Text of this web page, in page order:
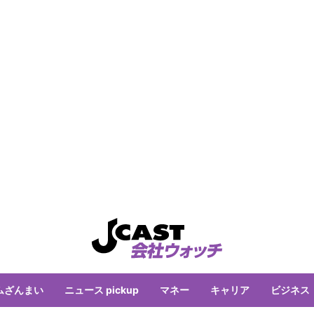
ざんまい ニュース pickup マネー キャリア ビジネス